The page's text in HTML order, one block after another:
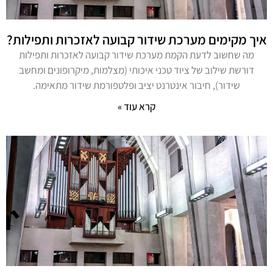
איך מקימים מערכת שידור קבועה לאזכרות ותפילות?
מה שחשוב לדעת הקמת מערכת שידור קבועה לאזכרות ותפילות
דורשת שילוב של ציוד טכני איכותי (מצלמות, מיקרופונים ומחשב
שידור), חיבור אינטרנט יציב ופלטפורמת שידור מתאימה.
קרא עוד »